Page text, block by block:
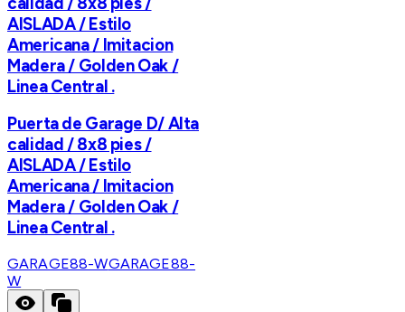
AISLADA / Estilo
Americana / Imitacion
Madera / Golden Oak /
Linea Central .
Puerta de Garage D/ Alta
calidad / 8x8 pies /
AISLADA / Estilo
Americana / Imitacion
Madera / Golden Oak /
Linea Central .
GARAGE88-WGARAGE88-
W